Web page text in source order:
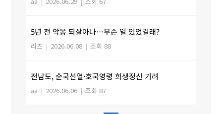
5년 전 악몽 되살아나…무슨 일 있었길래?
리즈 | 2026.06.08 | 조회 88
전남도, 순국선열·호국영령 희생정신 기려
aa | 2026.06.06 | 조회 87